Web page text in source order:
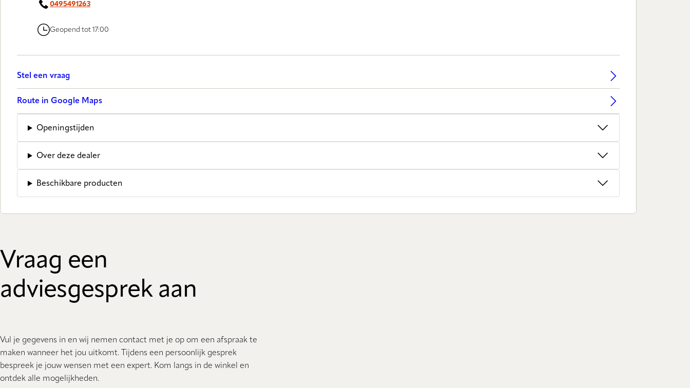
0495491263
Geopend tot 17:00
Stel een vraag
Route in Google Maps
Openingstijden
Over deze dealer
Beschikbare producten
Vraag een
adviesgesprek aan
Vul je gegevens in en wij nemen contact met je op om een afspraak te
maken wanneer het jou uitkomt. Tijdens een persoonlijk gesprek
bespreek je jouw wensen met een expert. Kom langs in de winkel en
ontdek alle mogelijkheden.